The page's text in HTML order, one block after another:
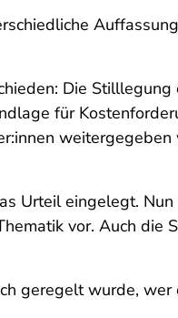
Die
für
Urteil eingelegt.
vor. Auch die
geregelt wurde, wer